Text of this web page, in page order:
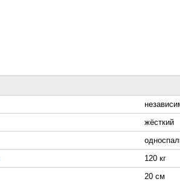
жёсткий
120 кг
20 см